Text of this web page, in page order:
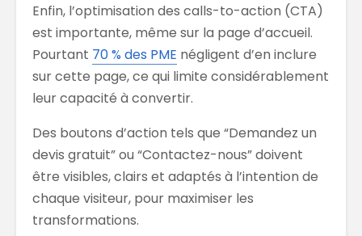
Enfin, l’optimisation des calls-to-action (CTA)
est importante, même sur la page d’accueil.
Pourtant 70 % des PME négligent d’en inclure
sur cette page, ce qui limite considérablement
leur capacité à convertir.
Des boutons d’action tels que “Demandez un
devis gratuit” ou “Contactez-nous” doivent
être visibles, clairs et adaptés à l’intention de
chaque visiteur, pour maximiser les
transformations.